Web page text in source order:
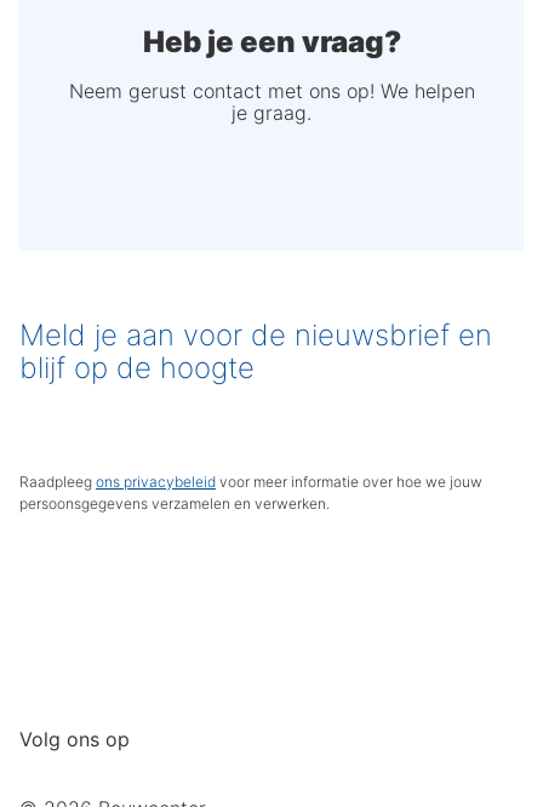
Heb je een vraag?
Neem gerust contact met ons op! We helpen
je graag.
Meld je aan voor de nieuwsbrief en
blijf op de hoogte
Raadpleeg ons privacybeleid voor meer informatie over hoe we jouw
persoonsgegevens verzamelen en verwerken.
Volg ons op